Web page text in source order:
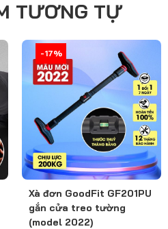
TƯƠNG TỰ
-17%
Xà đơn GoodFit GF201PU
gắn cửa treo tường
(model 2022)
-17%